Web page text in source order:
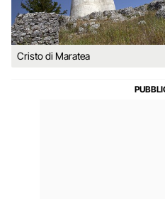
Cristo di Maratea